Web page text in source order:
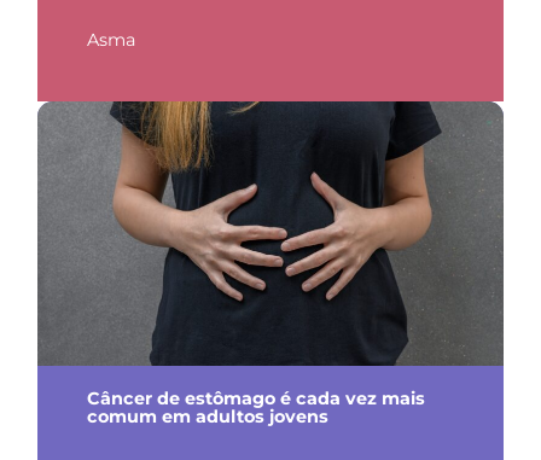
Asma
Câncer de estômago é cada vez mais
comum em adultos jovens